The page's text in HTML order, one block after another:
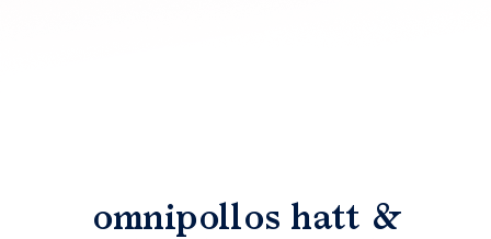
omnipollos hatt &